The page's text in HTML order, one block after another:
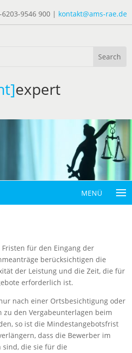
6203-9546 900 | kontakt@ams-rae.de
expert
für den Eingang der
berücksichtigen die
der Leistung und die Zeit, die für
erforderlich ist.
nach einer Ortsbesichtigung oder
zu den Vergabeunterlagen beim
so ist die Mindestangebotsfrist
dass die Bewerber im
sind, die sie für die